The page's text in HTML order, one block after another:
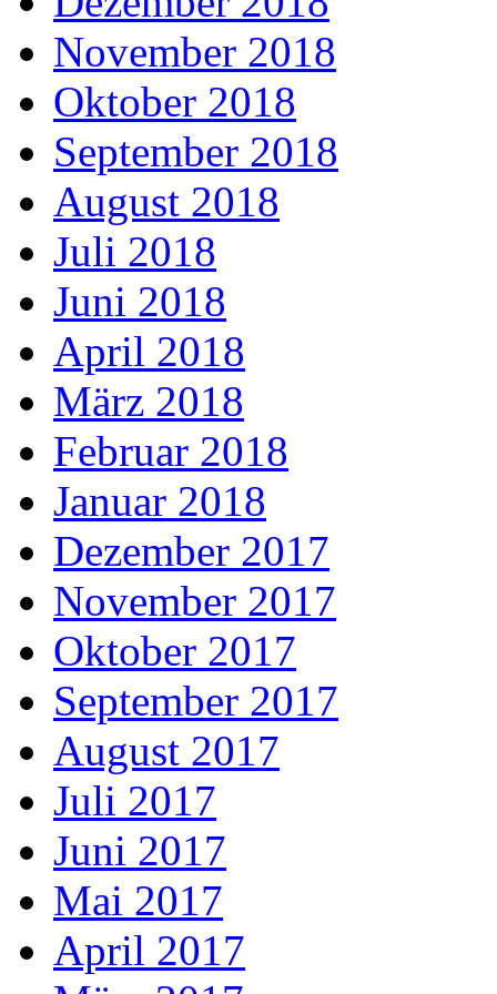
November 2018
Oktober 2018
September 2018
August 2018
Juli 2018
Juni 2018
April 2018
März 2018
Februar 2018
Januar 2018
Dezember 2017
November 2017
Oktober 2017
September 2017
August 2017
Juli 2017
Juni 2017
Mai 2017
April 2017